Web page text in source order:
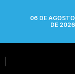
06 DE AGOSTO
DE 2026